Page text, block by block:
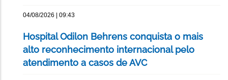
04/08/2026 | 09:43
Hospital Odilon Behrens conquista o mais
alto reconhecimento internacional pelo
atendimento a casos de AVC